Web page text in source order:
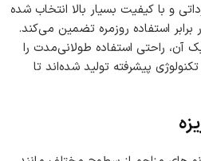
و با کیفیت بسیار بالا انتخاب شده
استفاده روزمره تضمین می‌کند.
راحتی استفاده طولانی‌مدت را
پیشرفته تولید شده‌اند تا